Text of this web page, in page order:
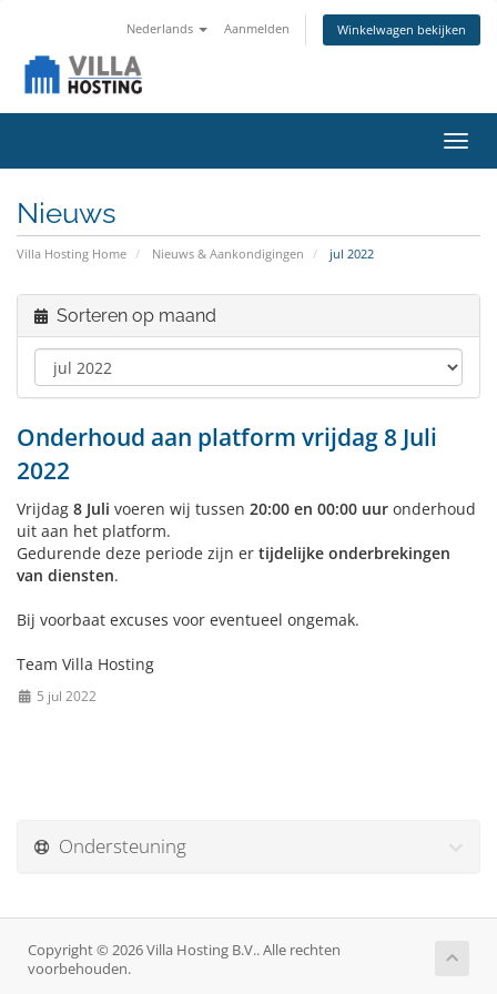
Nederlands Aanmelden Winkelwagen bekijken
in-/
Nieuws
Villa Hosting Home Nieuws & Aankondigingen jul 2022
Sorteren op maand
Onderhoud aan platform vrijdag 8 Juli
2022
Vrijdag 8 Juli voeren wij tussen 20:00 en 00:00 uur onderhoud
uit aan het platform.
Gedurende deze periode zijn er tijdelijke onderbrekingen
van diensten.
Bij voorbaat excuses voor eventueel ongemak.
Team Villa Hosting
5 jul 2022
Ondersteuning
Copyright © 2026 Villa Hosting B.V.. Alle rechten
voorbehouden.